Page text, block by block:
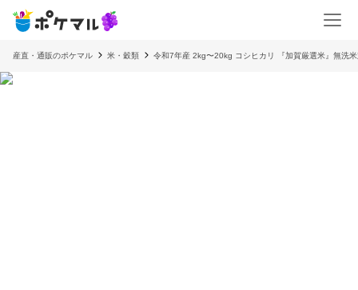
産直・通販のポケマル 米・穀類 令和7年産 2kg〜20kg コシヒカリ 『加賀厳選米』無洗